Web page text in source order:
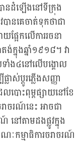
នដំឡើងនៅទីក្រុង
ានគេចាត់ទុកថាជា
អែកលើការរចនា
ក្នុងឆ្នាំ១៩១៨។ វា
ាំង៤នៅលើបង្គោល
ាស់ប្ដូរភ្លើងសញ្ញា
បោះពុម្ពផ្សាយនៅខែ
ាចរណ៍នេះ អាចជា
នៅតាមដងផ្លូវក្នុង
កម្មាធិការចរាចរណ៍